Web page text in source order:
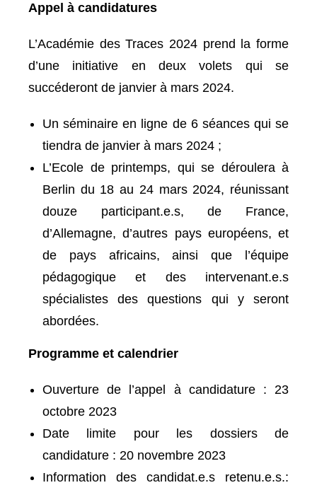
Appel à candidatures
L’Académie des Traces 2024 prend la forme
d’une initiative en deux volets qui se
succéderont de janvier à mars 2024.
Un séminaire en ligne de 6 séances qui se
tiendra de janvier à mars 2024 ;
L’Ecole de printemps, qui se déroulera à
Berlin du 18 au 24 mars 2024, réunissant
douze participant.e.s, de France,
d’Allemagne, d’autres pays européens, et
de pays africains, ainsi que l’équipe
pédagogique et des intervenant.e.s
spécialistes des questions qui y seront
abordées.
Programme et calendrier
Ouverture de l’appel à candidature : 23
octobre 2023
Date limite pour les dossiers de
candidature : 20 novembre 2023
Information des candidat.e.s retenu.e.s.: